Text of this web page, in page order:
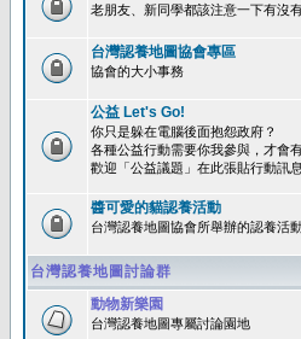
老朋友、新同學都該注意一下有沒
台灣認養地圖協會專區
協會的大小事務
公益 Let's Go!
你只是躲在電腦後面抱怨政府？
各種公益行動需要你我參與，才會
歡迎「公益議題」在此張貼行動訊息
醬可愛的貓認養活動
台灣認養地圖協會所舉辦的認養活
台灣認養地圖討論群
動物新樂園
台灣認養地圖專屬討論園地